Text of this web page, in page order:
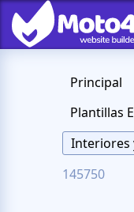
Principal
Plantillas
Interiores
145750